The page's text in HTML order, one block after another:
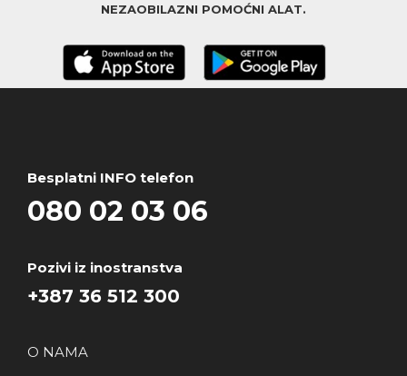
NEZAOBILAZNI POMOĆNI ALAT.
Besplatni INFO telefon
080 02 03 06
Pozivi iz inostranstva
+387 36 512 300
O NAMA